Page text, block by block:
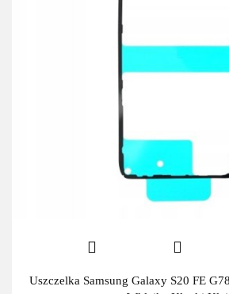
Uszczelka Samsung Galaxy S20 FE